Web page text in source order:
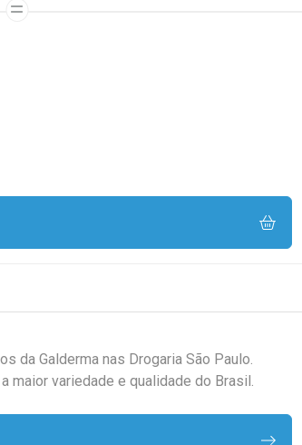
da Galderma nas Drogaria São Paulo.
maior variedade e qualidade do Brasil.